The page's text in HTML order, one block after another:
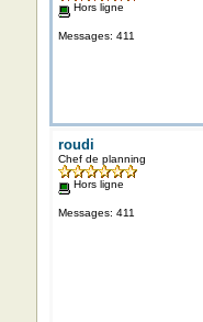
Hors ligne
Messages: 411
roudi
Chef de planning
Hors ligne
Messages: 411